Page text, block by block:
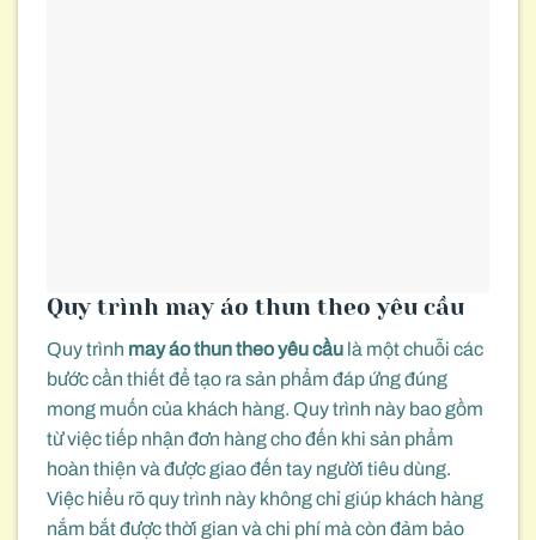
Quy trình may áo thun theo yêu cầu
Quy trình may áo thun theo yêu cầu là một chuỗi các
bước cần thiết để tạo ra sản phẩm đáp ứng đúng
mong muốn của khách hàng. Quy trình này bao gồm
từ việc tiếp nhận đơn hàng cho đến khi sản phẩm
hoàn thiện và được giao đến tay người tiêu dùng.
Việc hiểu rõ quy trình này không chỉ giúp khách hàng
nắm bắt được thời gian và chi phí mà còn đảm bảo